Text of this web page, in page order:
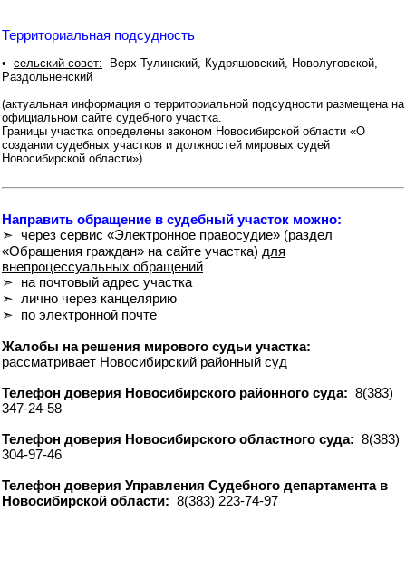
Территориальная подсудность
• сельский совет: Верх-Тулинский, Кудряшовский, Новолуговской,
Раздольненский
(актуальная информация о территориальной подсудности размещена на
официальном сайте судебного участка.
Границы участка определены законом Новосибирской области «О
создании судебных участков и должностей мировых судей
Новосибирской области»)
Направить обращение в судебный участок можно:
➣ через сервис «Электронное правосудие» (раздел
«Обращения граждан» на сайте участка) для
внепроцессуальных обращений
➣ на почтовый адрес участка
➣ лично через канцелярию
➣ по электронной почте
Жалобы на решения мирового судьи участка:
рассматривает Новосибирский районный суд
Телефон доверия Новосибирского районного суда: 8(383)
347-24-58
Телефон доверия Новосибирского областного суда: 8(383)
304-97-46
Телефон доверия Управления Судебного департамента в
Новосибирской области: 8(383) 223-74-97